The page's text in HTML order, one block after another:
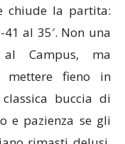
chiude la partita:
al 35′. Non una
Campus, ma
mettere fieno in
buccia di
e pazienza se gli